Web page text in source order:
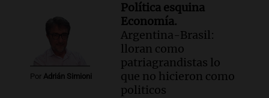
Por Adrián Simioni
Política esquina
Economía.
Argentina-Brasil:
lloran como
patriagrandistas lo
que no hicieron como
politicos